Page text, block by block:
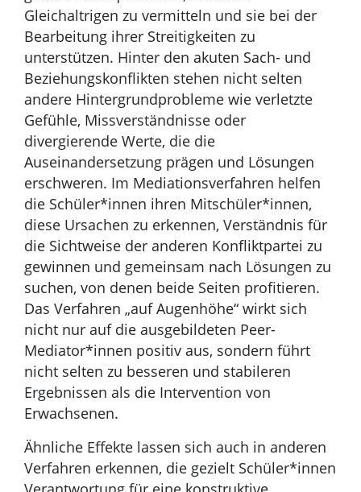
Gleichaltrigen zu vermitteln und sie bei der
Bearbeitung ihrer Streitigkeiten zu
unterstützen. Hinter den akuten Sach- und
Beziehungskonflikten stehen nicht selten
andere Hintergrundprobleme wie verletzte
Gefühle, Missverständnisse oder
divergierende Werte, die die
Auseinandersetzung prägen und Lösungen
erschweren. Im Mediationsverfahren helfen
die Schüler*innen ihren Mitschüler*innen,
diese Ursachen zu erkennen, Verständnis für
die Sichtweise der anderen Konfliktpartei zu
gewinnen und gemeinsam nach Lösungen zu
suchen, von denen beide Seiten profitieren.
Das Verfahren „auf Augenhöhe“ wirkt sich
nicht nur auf die ausgebildeten Peer-
Mediator*innen positiv aus, sondern führt
nicht selten zu besseren und stabileren
Ergebnissen als die Intervention von
Erwachsenen.
Ähnliche Effekte lassen sich auch in anderen
Verfahren erkennen, die gezielt Schüler*innen